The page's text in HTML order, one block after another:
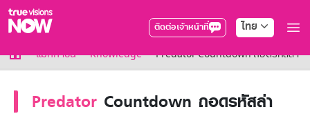
ติดต่อเจ้าหน้าที่ ไทย
True AF2026
แพ็กเกจ
NOW SPORTS
แม็กกาซีน Knowledge Predator Countdown ถอดรหัสล่า
Predator Countdown ถอดรหัสล่า